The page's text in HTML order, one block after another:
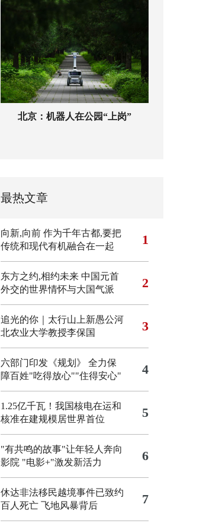
北京：机器人在公园“上岗”
最热文章
向新,向前 作为千年古都,要把
传统和现代有机融合在一起
1
东方之约,相约未来 中国元首
外交的世界情怀与大国气派
2
追光的你｜太行山上新愚公河
北农业大学教授李保国
3
六部门印发《规划》 全力保
障百姓"吃得放心""住得安心"
4
1.25亿千瓦！我国核电在运和
核准在建规模居世界首位
5
"有共鸣的故事"让年轻人奔向
影院 "电影+"激发新活力 6
休达非法移民越境事件已致约
百人死亡 飞地风暴背后 7